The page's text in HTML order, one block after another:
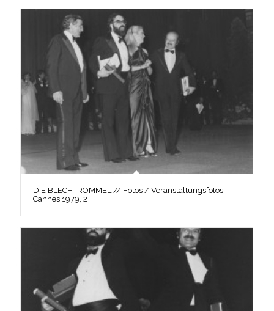
DIE BLECHTROMMEL // Fotos / Veranstaltungsfotos,
Cannes 1979, 2